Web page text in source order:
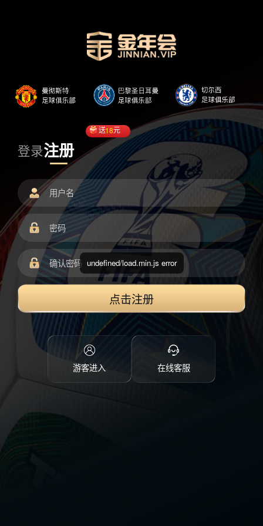
登录注册
送18元
点击注册
游客进入 在线客服
undefined/load.min.js error